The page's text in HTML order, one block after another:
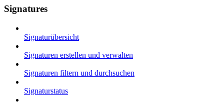
Signatures
Signaturübersicht
Signaturen erstellen und verwalten
Signaturen filtern und durchsuchen
Signaturstatus